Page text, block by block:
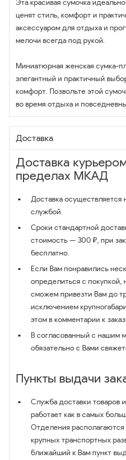
Эта красивая сумочка
ценят стиль, комфорт и
аксессуаром для отдыха и
мелочи всегда под рукой.
Миниатюрная женская сумка-
элегантный и практичный
комфорт. Позвольте этой
во время отдыха и
Доставка
Доставка
пределах МКАД
Доставка осуществляется
службой.
Сроки стандартной
стоимость — 300 ₽, при
бесплатно.
Если Вам понравились
определиться с
сможем привезти Вам до
исключением
этом в комментарии к
В согласованный с нашим
обязательно с Вами
Пункты выдачи
Служба доставки товаров
работает как в самых
Отделения располагаются
крупных транспортных
ближайший к Вам пункт